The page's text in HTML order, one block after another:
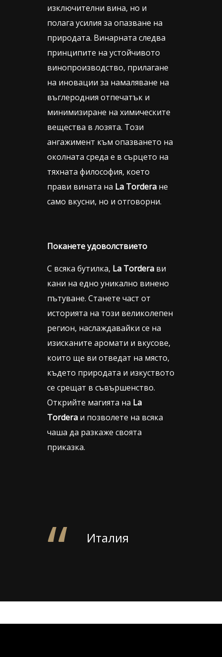
изключителни вина, но и
полага усилия за опазване на
природата. Винарната следва
принципите на устойчивото
винопроизводство, прилагане
на иновации за намаляване на
въглеродния отпечатък и
минимизиране на химическите
вещества в лозята. Този
ангажимент към опазването на
околната среда е в сърцето на
тяхната философия, което
прави вината на La Tordera не
само вкусни, но и отговорни.
Поканете удоволствието
С всяка бутилка, La Tordera ви
кани на едно уникално винено
пътуване. Станете част от
историята на този великолепен
регион, наслаждавайки се на
изисканите аромати и вкусове,
които ще ви отведат на място,
където природата и изкуството
се срещат в съвършенство.
Открийте магията на La
Tordera и позволете на всяка
чаша да разкаже своята
приказка.
Италия